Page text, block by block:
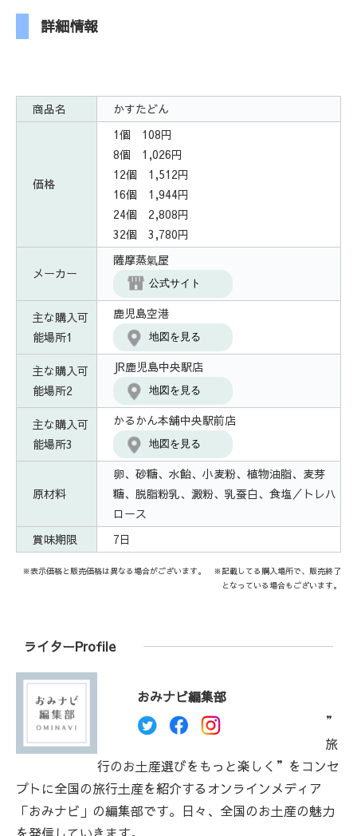
詳細情報
商品名 かすたどん
価格
1個 108円
8個 1,026円
12個 1,512円
16個 1,944円
24個 2,808円
32個 3,780円
メーカー
薩摩蒸氣屋
公式サイト
主な購入可
能場所1
鹿児島空港
地図を見る
主な購入可
能場所2
JR鹿児島中央駅店
地図を見る
主な購入可
能場所3
かるかん本舗中央駅前店
地図を見る
原材料
卵、砂糖、水飴、小麦粉、植物油脂、麦芽
糖、脱脂粉乳、澱粉、乳蚕白、食塩／トレハ
ロース
賞味期限
7日
※表示価格と販売価格は異なる場合がございます。 ※記載してる購入場所で、販売終了
となっている場合もございます。
ライターProfile
おみナビ編集部
”
旅
行のお土産選びをもっと楽しく”をコンセ
プトに全国の旅行土産を紹介するオンラインメディア
「おみナビ」の編集部です。日々、全国のお土産の魅力